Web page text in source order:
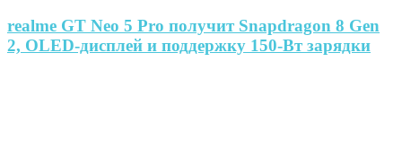
realme GT Neo 5 Pro получит Snapdragon 8 Gen
2, OLED-дисплей и поддержку 150-Вт зарядки